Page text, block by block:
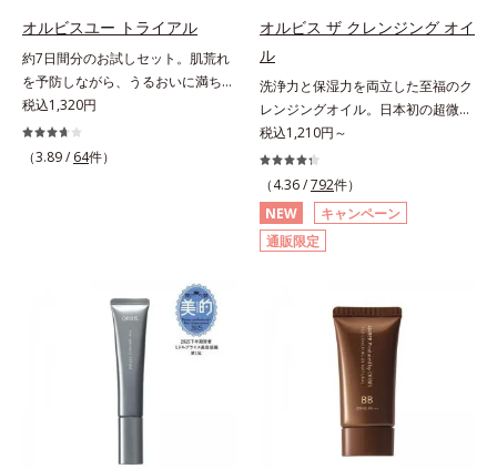
プローチ。保湿成分が日中の肌にも
うるおいを与え、明るくなめらかな
肌へ導きます。さらに落ちにくくす
るとキシキシし、塗りごこちを優先
すると膜がくずれやすくなる日焼け
止めのジレンマを解消すべく試作を
ながら、白浮きしにくい処方に。シ
ワ改善・美白を叶えながら、紫外線
を味方にしてあなたの肌を守る最高
峰顔用日焼け止めです。*1 メラニ
ンの生成を抑え、シミ・ソバカスを
ら配合している美白有効成分「トラ
ネキサム酸」を配合しました。さら
に、シリーズ共通の美容成分(*7)
「GLルートブースター(*9)」を配合
することで、肌のふっくら感や透明
感を叶えます。美白ケアしながら多
角的なエイジングケアが叶うシリー
ズに。3ステップで上向き(*10)のハ
リと透明感を。効果的なシナジー設
計で、あなたのエイジングケアを応
シュ除く）*2 オルビス内スキンケ
アシリーズの保湿力*3 年齢に応じ
たお手入れのこと*4 うるおいによ
る*5 乾燥、ハリ・ツヤのなさ
*6 乾燥による*7 保湿成分*8
ロニセラカエルレア果汁、ノバラエ
キス配合＝うるおいを与えハリと透
オルビスユー トライアル
約7日間分のお試しセット。肌荒れ
を予防しながら、うるおいに満ちた
美しい肌へ。7000種を超える成分
から厳選し、「うるおいの質(*1)」
に着目した初期エイジングケア(*2)
た美しい肌へと導きます。ポーラ・
オルビスグループ独自の肌荒れ防止
有効成分として、「DF-パンテノー
ル(*3)」を国内唯一(*4)、高濃度で
配合。角層のバリア機能にアプロー
税込1,320円
（3.89 / 64件）
オルビス ザ クレンジング オイ
ル
洗浄力と保湿力を両立した至福のク
レンジングオイル。日本初の超微粒
子技術(*1)が毛穴奥の微細な汚れに
アプローチ。圧倒的な洗浄力と毛穴
悩みに着目したクレンジングオイル
です。日本初・超微粒子技術(*1)
で、さっと塗り広げるだけで濃いメ
イクはもちろん毛穴悩みも取り去
ンジング(*2)をご用意しました。ポ
ーラ化成は独自の先端研究により、
ナノバブルよりも小さい超微粒子
(*3)をクレンジングに搭載すること
に成功。毛穴よりはるかに小さい超
微粒子とオイルが肌と汚れの間に入
り込み、小さくばらけて肌表面にう
税込1,210円～
（4.36 /792件）
NEW
キャンペーン
通販限定